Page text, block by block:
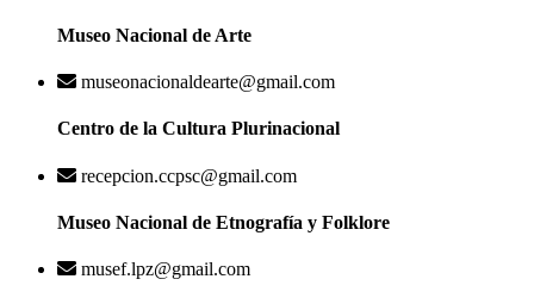
Museo Nacional de Arte
museonacionaldearte@gmail.com
Centro de la Cultura Plurinacional
recepcion.ccpsc@gmail.com
Museo Nacional de Etnografía y Folklore
musef.lpz@gmail.com